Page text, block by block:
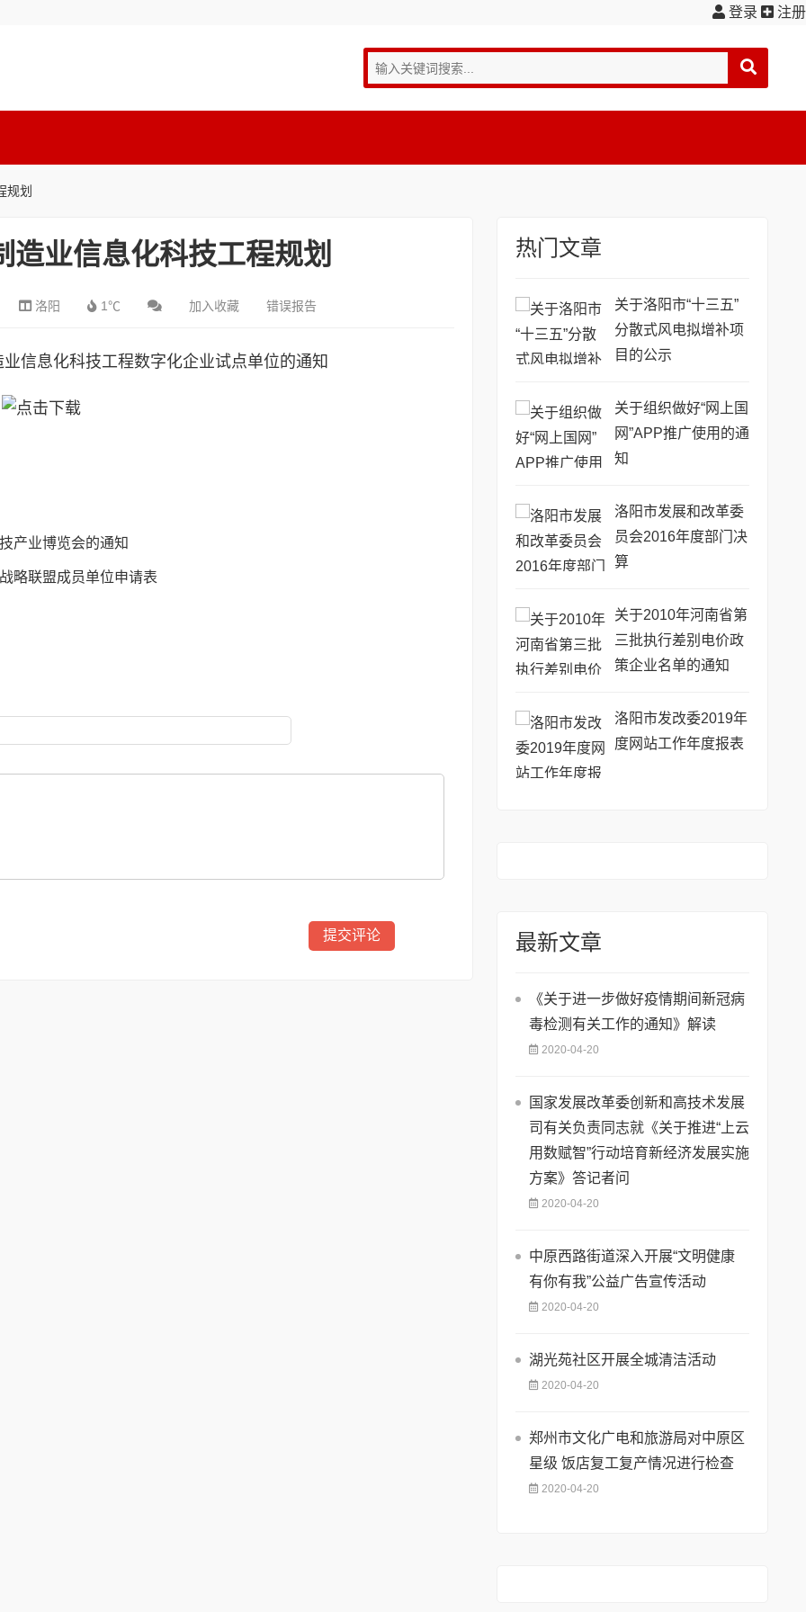
登录 注册
规划
造业信息化科技工程规划
洛阳 1℃ 加入收藏 错误报告
信息化科技工程数字化企业试点单位的通知
产业博览会的通知
略联盟成员单位申请表
热门文章
关于洛阳市“十三五”
分散式风电拟增补项
目的公示
关于组织做好“网上国
网”APP推广使用的通
知
洛阳市发展和改革委
员会2016年度部门决
算
关于2010年河南省第
三批执行差别电价政
策企业名单的通知
洛阳市发改委2019年
度网站工作年度报表
最新文章
《关于进一步做好疫情期间新冠病
毒检测有关工作的通知》解读
2020-04-20
国家发展改革委创新和高技术发展
司有关负责同志就《关于推进“上云
用数赋智”行动培育新经济发展实施
方案》答记者问
2020-04-20
中原西路街道深入开展“文明健康
有你有我”公益广告宣传活动
2020-04-20
湖光苑社区开展全城清洁活动
2020-04-20
郑州市文化广电和旅游局对中原区
星级 饭店复工复产情况进行检查
2020-04-20